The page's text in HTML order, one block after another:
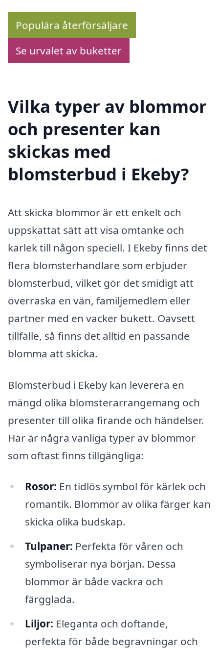
Populära återförsäljare
Se urvalet av buketter
Vilka typer av blommor
och presenter kan
skickas med
blomsterbud i Ekeby?
Att skicka blommor är ett enkelt och
uppskattat sätt att visa omtanke och
kärlek till någon speciell. I Ekeby finns det
flera blomsterhandlare som erbjuder
blomsterbud, vilket gör det smidigt att
överraska en vän, familjemedlem eller
partner med en vacker bukett. Oavsett
tillfälle, så finns det alltid en passande
blomma att skicka.
Blomsterbud i Ekeby kan leverera en
mängd olika blomsterarrangemang och
presenter till olika firande och händelser.
Här är några vanliga typer av blommor
som oftast finns tillgängliga:
Rosor: En tidlös symbol för kärlek och
romantik. Blommor av olika färger kan
skicka olika budskap.
Tulpaner: Perfekta för våren och
symboliserar nya början. Dessa
blommor är både vackra och
färgglada.
Liljor: Eleganta och doftande,
perfekta för både begravningar och